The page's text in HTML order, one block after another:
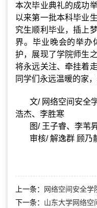
本次毕业典礼的成功
以来第一批本科毕业
究生顺利毕业，插上
界。毕业晚会的举办
护，展现了学院师生
将永远关注、牵挂着
同学们永远温暖的家
文/ 网络空间安全
浩杰、李胜寒
图/ 王子睿、李苇
审核/解逸群 顾乃
上一条：
网络空间安全
下一条： 山东大学网络空